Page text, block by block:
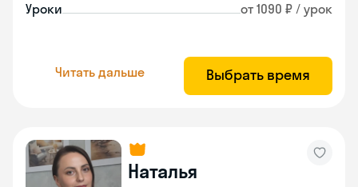
Уроки от 1090 ₽ / урок
Читать дальше Выбрать время
Наталья